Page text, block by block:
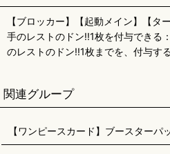
【ブロッカー】【起動メイン】【タ
手のレストのドン!!1枚を付与できる
のレストのドン!!1枚までを、付与する
関連グループ
【ワンピースカード】ブースターパ